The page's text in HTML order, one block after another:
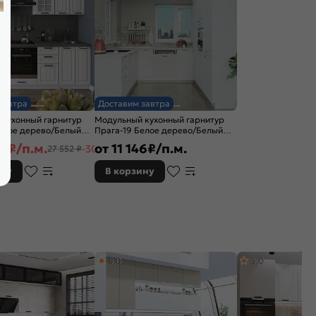
кухонный гарнитур
дерево/Белый
₽/п.м.27 552 ₽-30%
Доставим завтра
Модульный кухонный гарнитур
Прага-19 Белое дерево/Белый
2130x2400/2580x600
от11 146₽/п.м.
В корзину
5,0 5,0